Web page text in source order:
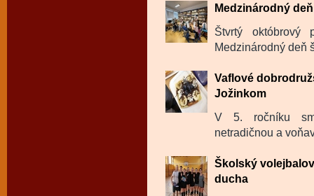
Medzinárodný
Štvrtý októbrový
Medzinárodný deň
Vaflové
Jožinkom
V 5. ročníku
netradičnou a
Školský
ducha